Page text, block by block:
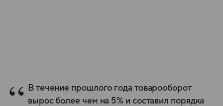
В течение прошлого года товарооборот
вырос более чем на 5% и составил порядка